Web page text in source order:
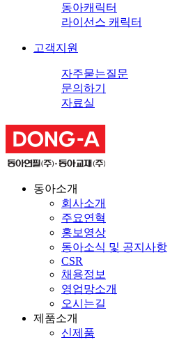
동아캐릭터
라이선스 캐릭터
고객지원
자주묻는질문
문의하기
자료실
동아소개
회사소개
주요연혁
홍보영상
동아소식 및 공지사항
CSR
채용정보
영업망소개
오시는길
제품소개
신제품